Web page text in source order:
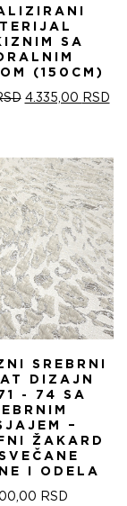
SA
(150CM)
ОРИГИНАЛНА
5.100,00 RSD.
4.335,00 RSD
SREBRNI
DIZAJN
- 74 SA
–
ŽAKARD
I ODELA
RSD